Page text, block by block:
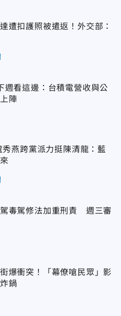
遭扣護照被遣返！外交部：
週看這邊：台積電營收與公
陣
燕跨黨派力挺陳清龍：藍
毒駕修法加重刑責 週三審
爆衝突！「幕僚嗆民眾」影
鍋